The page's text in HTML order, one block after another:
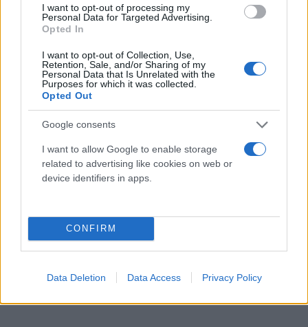
I want to opt-out of processing my
Personal Data for Targeted Advertising.
Opted In
I want to opt-out of Collection, Use,
Retention, Sale, and/or Sharing of my
Personal Data that Is Unrelated with the
Purposes for which it was collected.
Opted Out
Google consents
I want to allow Google to enable storage
related to advertising like cookies on web or
device identifiers in apps.
CONFIRM
Data Deletion Data Access Privacy Policy
δολάρια. Η τιμή του βαρελιού του αμερικανικού
πετρελαίου έπεσε κάτω από τα 60 δολάρια, για